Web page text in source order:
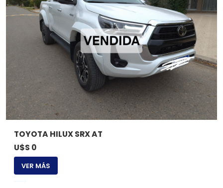
TOYOTA HILUX SRX AT
U$S 0
VER MÁS